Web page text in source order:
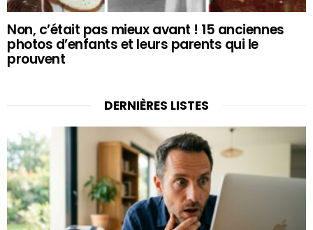
Non, c’était pas mieux avant ! 15 anciennes
photos d’enfants et leurs parents qui le
prouvent
DERNIÈRES LISTES